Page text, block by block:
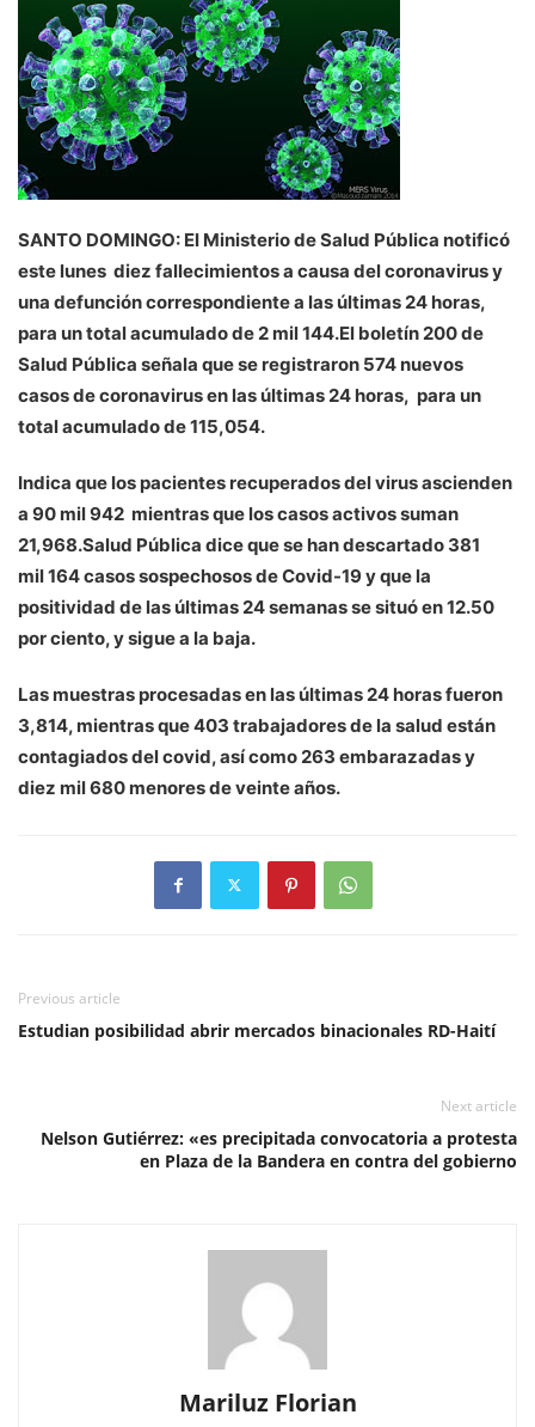
SANTO DOMINGO: El Ministerio de Salud Pública notificó
este lunes diez fallecimientos a causa del coronavirus y
una defunción correspondiente a las últimas 24 horas,
para un total acumulado de 2 mil 144.El boletín 200 de
Salud Pública señala que se registraron 574 nuevos
casos de coronavirus en las últimas 24 horas, para un
total acumulado de 115,054.
Indica que los pacientes recuperados del virus ascienden
a 90 mil 942 mientras que los casos activos suman
21,968.Salud Pública dice que se han descartado 381
mil 164 casos sospechosos de Covid-19 y que la
positividad de las últimas 24 semanas se situó en 12.50
por ciento, y sigue a la baja.
Las muestras procesadas en las últimas 24 horas fueron
3,814, mientras que 403 trabajadores de la salud están
contagiados del covid, así como 263 embarazadas y
diez mil 680 menores de veinte años.
Previous article
Estudian posibilidad abrir mercados binacionales RD-Haití
Next article
Nelson Gutiérrez: «es precipitada convocatoria a protesta
en Plaza de la Bandera en contra del gobierno
Mariluz Florian